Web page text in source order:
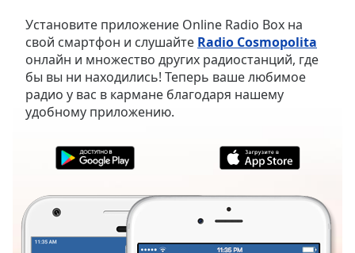
Mute
Current
Time0:00
Duration-:-
Loaded:
LIVE
live,
currently
behind
LIVE
Установите приложение Online Radio Box на
свой смартфон и слушайте Radio Cosmopolita
онлайн и множество других радиостанций, где
бы вы ни находились! Теперь ваше любимое
радио у вас в кармане благодаря нашему
удобному приложению.